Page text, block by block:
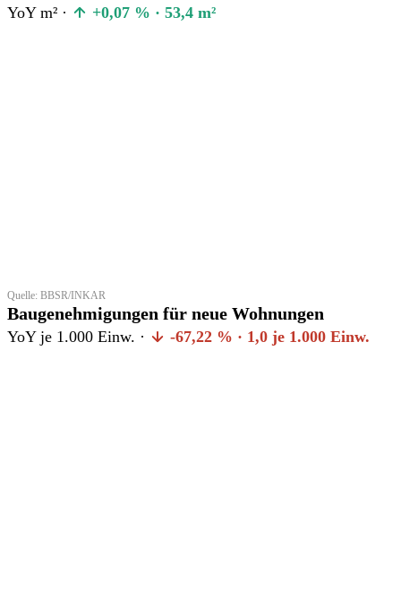
YoY m² · +0,07 % · 53,4 m²
Quelle: BBSR/INKAR
Baugenehmigungen für neue Wohnungen
YoY je 1.000 Einw. · -67,22 % · 1,0 je 1.000 Einw.